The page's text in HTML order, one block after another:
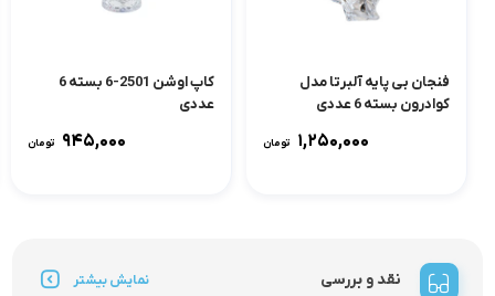
فنجان بی پایه آلبرتا مدل
کوادرون بسته 6 عددی
۱,۲۵۰,۰۰۰ تومان
کاپ اوشن 2501-6 بسته 6
عددی
۹۴۵,۰۰۰ تومان
نقد و بررسی نمایش بیشتر